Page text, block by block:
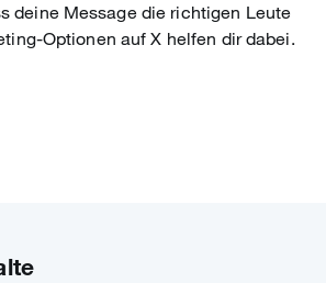
deine Message die richtigen Leute
Optionen auf X helfen dir dabei.